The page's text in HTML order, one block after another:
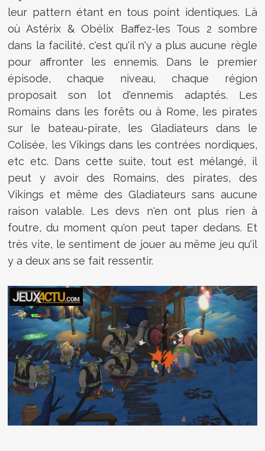
leur pattern étant en tous point identiques. Là
où Astérix & Obélix Baffez-les Tous 2 sombre
dans la facilité, c'est qu'il n'y a plus aucune règle
pour affronter les ennemis. Dans le premier
épisode, chaque niveau, chaque région
proposait son lot d'ennemis adaptés. Les
Romains dans les forêts ou à Rome, les pirates
sur le bateau-pirate, les Gladiateurs dans le
Colisée, les Vikings dans les contrées nordiques,
etc etc. Dans cette suite, tout est mélangé, il
peut y avoir des Romains, des pirates, des
Vikings et même des Gladiateurs sans aucune
raison valable. Les devs n'en ont plus rien à
foutre, du moment qu'on peut taper dedans. Et
très vite, le sentiment de jouer au même jeu qu'il
y a deux ans se fait ressentir.